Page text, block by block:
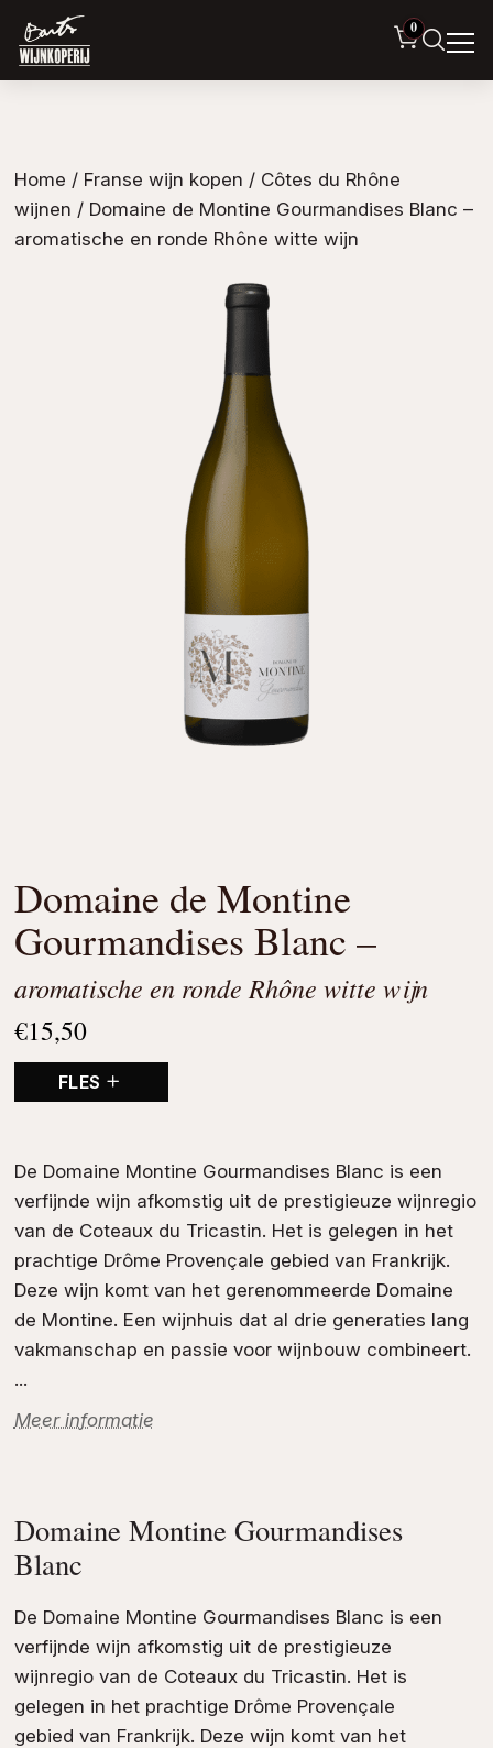
0
Home / Franse wijn kopen / Côtes du Rhône
wijnen / Domaine de Montine Gourmandises Blanc –
aromatische en ronde Rhône witte wijn
Domaine de Montine
Gourmandises Blanc –
aromatische en ronde Rhône witte wijn
€15,50
FLES
De Domaine Montine Gourmandises Blanc is een
verfijnde wijn afkomstig uit de prestigieuze wijnregio
van de Coteaux du Tricastin. Het is gelegen in het
prachtige Drôme Provençale gebied van Frankrijk.
Deze wijn komt van het gerenommeerde Domaine
de Montine. Een wijnhuis dat al drie generaties lang
vakmanschap en passie voor wijnbouw combineert.
...
Meer informatie
Domaine Montine Gourmandises
Blanc
De Domaine Montine Gourmandises Blanc is een
verfijnde wijn afkomstig uit de prestigieuze
wijnregio van de Coteaux du Tricastin. Het is
gelegen in het prachtige Drôme Provençale
gebied van Frankrijk. Deze wijn komt van het